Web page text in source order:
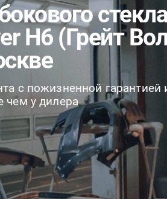
H6 (Грейт
с пожизненной гарантией
чем у дилера